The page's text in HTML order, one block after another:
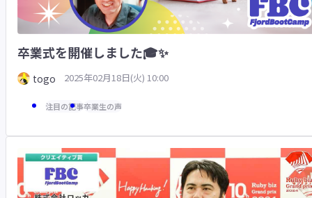
卒業式を開催しました🎓✨
togo 2025年02月18日(火) 10:00
注目の記事卒業生の声